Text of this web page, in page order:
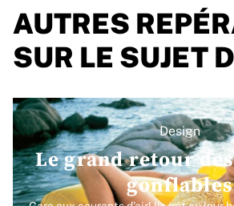
AUTRES
SUR LE SUJET
Design
Le grand retour
gonflables